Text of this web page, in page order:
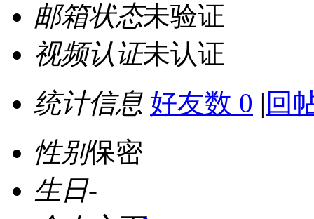
邮箱状态未验证
视频认证未认证
统计信息 好友数 0 | 回
性别保密
生日-